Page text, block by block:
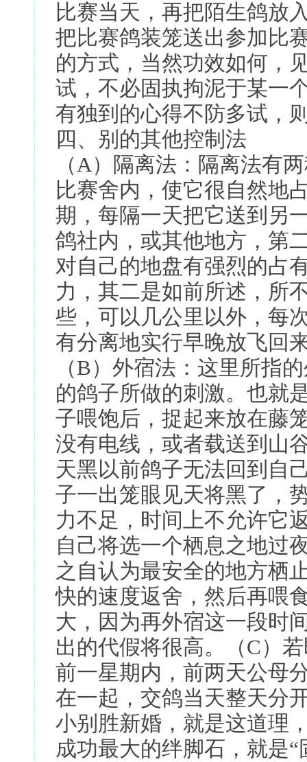
比赛当天，再把陌生鸽放
把比赛鸽装笼送出参加比
的方式，当然功效如何，
试，不必固执拘泥于某一
有独到的心得不防多试，
四、别的其他控制法
（A）隔离法：隔离法有
比赛舍内，使它很自然地
期，每隔一天把它送到另
鸽社内，或其他地方，第
对自己的地盘有强烈的占
力，其二是如前所述，所
些，可以几公里以外，每
有分离地实行早晚放飞回
（B）外宿法：这里所指
的鸽子所做的刺激。也就
子喂饱后，捉起来放在藤
没有电线，或者载送到山
天黑以前鸽子无法回到自
子一出笼眼见天将黑了，
力不足，时间上不允许它
自己将选一个栖息之地过
之自认为最安全的地方栖
快的速度返舍，然后再喂
大，因为再外宿这一段时
出的代假将很高。（C）
前一星期内，前两天公母
在一起，交鸽当天整天分
小别胜新婚，就是这道理
成功最大的绊脚石，就是